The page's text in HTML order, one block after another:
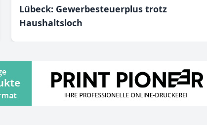
Lübeck: Gewerbesteuerplus trotz
Haushaltsloch